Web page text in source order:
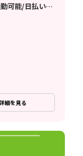
可能/日払い・
細を見る